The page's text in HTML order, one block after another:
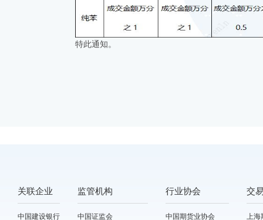
特此通知。
关联企业
中国建设银行
监管机构
中国证监会
行业协会
中国期货业协会
交
上海